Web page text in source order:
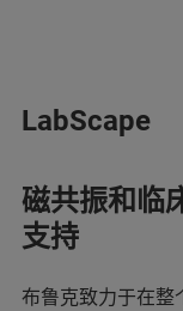
LabScape
磁共振和临
支持
布鲁克致力于在整